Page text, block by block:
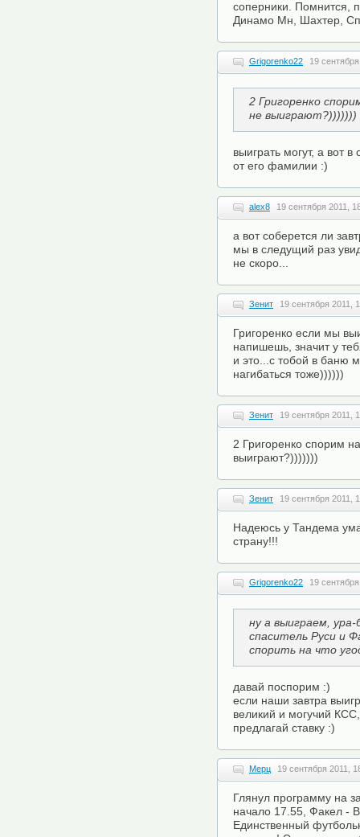
соперники. Помнится,
Динамо Мн, Шахтер,
Grigorenko22 19
2 Григоренко
не выиграют?)))))))
выиграть могут, а вот
от его фамилии :)
alex8 19 сентября 2011,
а вот соберется ли
мы в следущий раз
не скоро...
Зенит 19 сентября 2011,
Григоренко если мы
напишешь, значит у
и это...с тобой в баню
нагибаться тоже))))))
Зенит 19 сентября 2011,
2 Григоренко спорим
выиграют?)))))))
Зенит 19 сентября 2011,
Надеюсь у Тандема
страну!!!
Grigorenko22 19
ну а выиграем,
спаситель Руси и
спорить на что
давай поспорим :)
если наши завтра
великий и могучий
предлагай ставку :)
Мерц 19 сентября 2011,
Глянул программу на
начало 17.55, Факел -
Единственный